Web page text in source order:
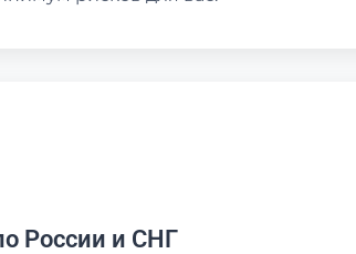
России и СНГ